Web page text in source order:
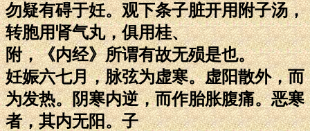
勿疑有碍于妊。观下条子脏开用附子汤，
转胞用肾气丸，俱用桂、
附，《内经》所谓有故无殒是也。
妊娠六七月，脉弦为虚寒。虚阳散外，而
为发热。阴寒内逆，而作胎胀腹痛。恶寒
者，其内无阳。子